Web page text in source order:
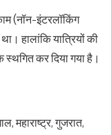
(नॉन-इंटरलॉकिंग
हालांकि यात्रियों की
कर दिया गया है।
महाराष्ट्र, गुजरात,